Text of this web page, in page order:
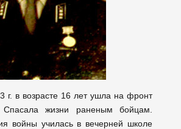
г. в возрасте 16 лет ушла на фронт
Спасала жизни раненым бойцам.
войны училась в вечерней школе